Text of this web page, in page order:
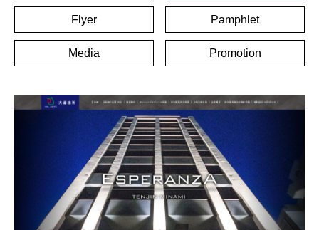
Flyer Pamphlet
Media Promotion